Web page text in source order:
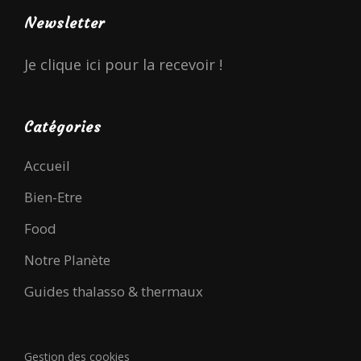
Newsletter
Je clique ici pour la recevoir !
Catégories
Accueil
Bien-Etre
Food
Notre Planète
Guides thalasso & thermaux
Gestion des cookies